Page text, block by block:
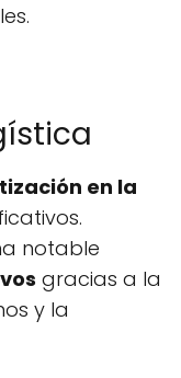
en la
notable
gracias a la
y la